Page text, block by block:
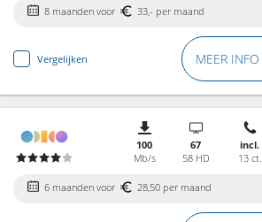
8 maanden voor 33,- per maand
Vergelijken MEER INFO
100
Mb/s
67
58 HD
incl.
13 ct.
6 maanden voor 28,50 per maand